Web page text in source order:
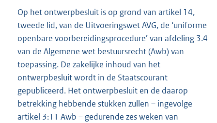
Op het ontwerpbesluit is op grond van artikel 14,
tweede lid, van de Uitvoeringswet AVG, de ‘uniforme
openbare voorbereidingsprocedure’ van afdeling 3.4
van de Algemene wet bestuursrecht (Awb) van
toepassing. De zakelijke inhoud van het
ontwerpbesluit wordt in de Staatscourant
gepubliceerd. Het ontwerpbesluit en de daarop
betrekking hebbende stukken zullen – ingevolge
artikel 3:11 Awb – gedurende zes weken van